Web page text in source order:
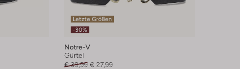
Letzte Größen
-30%
Notre-V
Gürtel
€ 39,99 € 27,99